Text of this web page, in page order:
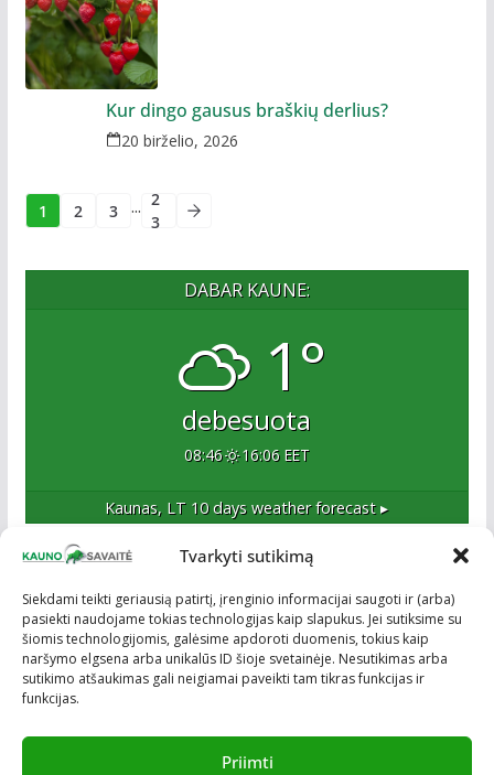
Tvarkyti sutikimą
Siekdami teikti geriausią patirtį, įrenginio informacijai saugoti ir (arba)
pasiekti naudojame tokias technologijas kaip slapukus. Jei sutiksime su
šiomis technologijomis, galėsime apdoroti duomenis, tokius kaip
naršymo elgsena arba unikalūs ID šioje svetainėje. Nesutikimas arba
sutikimo atšaukimas gali neigiamai paveikti tam tikras funkcijas ir
funkcijas.
Priimti
Kur dingo gausus braškių derlius?
20 birželio, 2026
1 2 3 ... 2
3
DABAR KAUNE:
1°
debesuota
08:46 16:06 EET
Kaunas, LT 10 days weather forecast ▸
Esame naujas Kaune, tačiau veržlus ir profesionalus
kolektyvas. Ne naujokai žiniasklaidoje. Į Kauną
žengiame tvirtai įsitikinę savo sėkme.